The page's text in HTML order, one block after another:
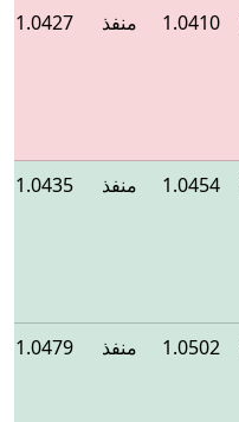
1.0410 منفذ 1.0427
1.0454 منفذ 1.0435
1.0502 منفذ 1.0479